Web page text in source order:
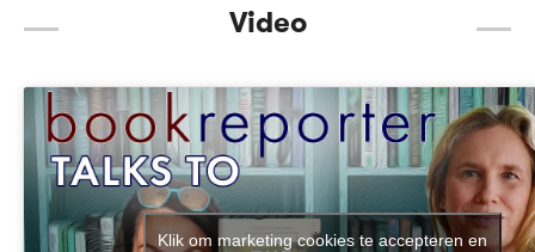
Video
Klik om marketing cookies te accepteren en